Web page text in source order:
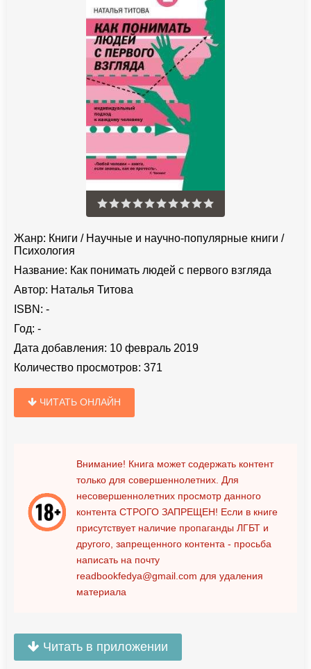
Жанр: Книги / Научные и научно-популярные книги /
Психология
Название: Как понимать людей с первого взгляда
Автор: Наталья Титова
ISBN: -
Год: -
Дата добавления: 10 февраль 2019
Количество просмотров: 371
ЧИТАТЬ ОНЛАЙН
Внимание! Книга может содержать контент
только для совершеннолетних. Для
несовершеннолетних просмотр данного
контента СТРОГО ЗАПРЕЩЕН! Если в книге
присутствует наличие пропаганды ЛГБТ и
другого, запрещенного контента - просьба
написать на почту
readbookfedya@gmail.com для удаления
материала
Читать в приложении